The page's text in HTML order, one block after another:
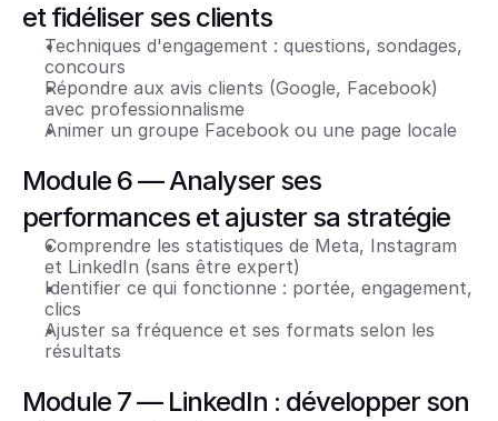
et fidéliser ses clients
Techniques d'engagement : questions, sondages,
concours
Répondre aux avis clients (Google, Facebook)
avec professionnalisme
Animer un groupe Facebook ou une page locale
Module 6 — Analyser ses
performances et ajuster sa stratégie
Comprendre les statistiques de Meta, Instagram
et LinkedIn (sans être expert)
Identifier ce qui fonctionne : portée, engagement,
clics
Ajuster sa fréquence et ses formats selon les
résultats
Module 7 — LinkedIn : développer son